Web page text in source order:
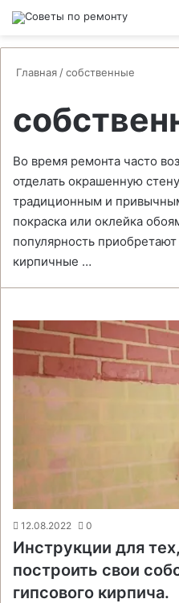
Главная /собственные
Во время ремонта часто
отделать окрашенную
традиционным и
покраска или оклейка
популярность
кирпичные …
12.08.2022 0
Инструкции для
построить свои
гипсового кирпича.